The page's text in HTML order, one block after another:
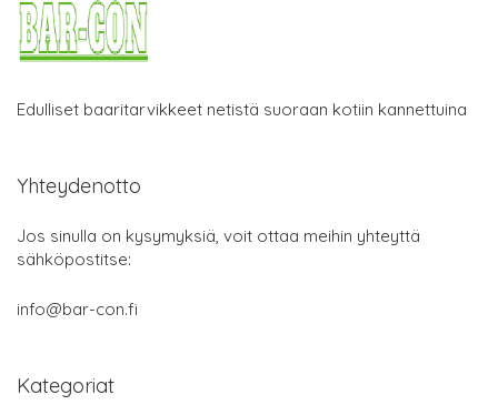
Edulliset baaritarvikkeet netistä suoraan kotiin kannettuina
Yhteydenotto
Jos sinulla on kysymyksiä, voit ottaa meihin yhteyttä
sähköpostitse:
info@bar-con.fi
Kategoriat